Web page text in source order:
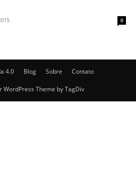
0
4.0 Blog Sobre Contato
Theme by TagDiv